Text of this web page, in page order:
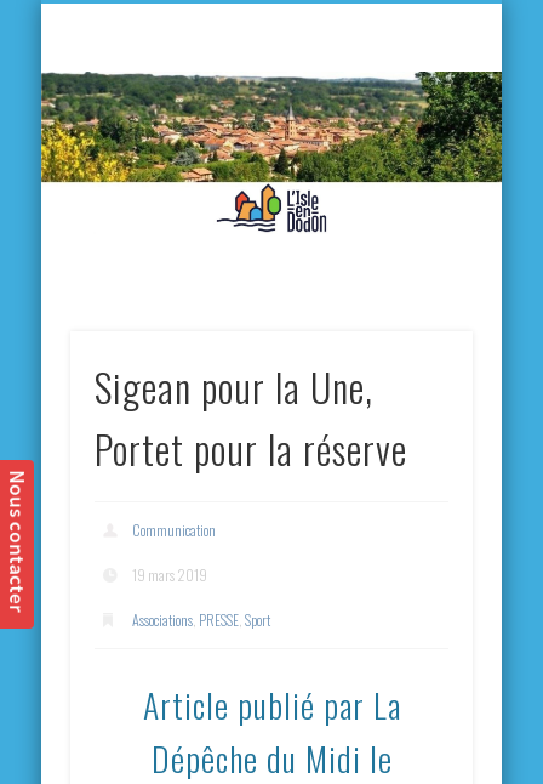
Sigean pour la Une,
Portet pour la réserve
Communication
19 mars 2019
Associations PRESSE ,Sport
Article publié par La
Dépêche du Midi le